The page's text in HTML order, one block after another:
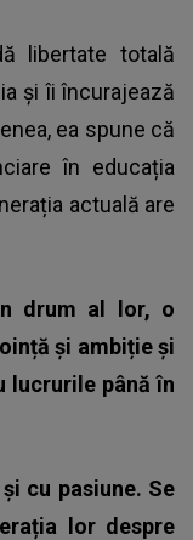
libertate totală
și îi încurajează
ea spune că
în educația
actuală are
drum al lor, o
și ambiție și
lucrurile până în
cu pasiune. Se
lor despre